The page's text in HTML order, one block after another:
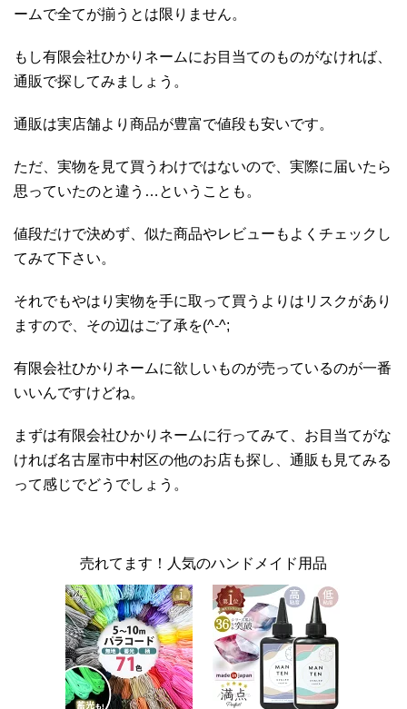
ームで全てが揃うとは限りません。
もし有限会社ひかりネームにお目当てのものがなければ、
通販で探してみましょう。
通販は実店舗より商品が豊富で値段も安いです。
ただ、実物を見て買うわけではないので、実際に届いたら
思っていたのと違う…ということも。
値段だけで決めず、似た商品やレビューもよくチェックし
てみて下さい。
それでもやはり実物を手に取って買うよりはリスクがあり
ますので、その辺はご了承を(^-^;
有限会社ひかりネームに欲しいものが売っているのが一番
いいんですけどね。
まずは有限会社ひかりネームに行ってみて、お目当てがな
ければ名古屋市中村区の他のお店も探し、通販も見てみる
って感じでどうでしょう。
売れてます！人気のハンドメイド用品